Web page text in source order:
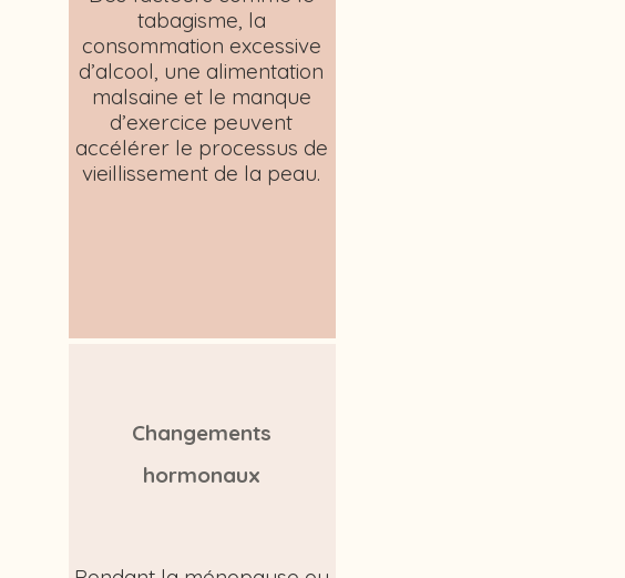
tabagisme, la
consommation excessive
d’alcool, une alimentation
malsaine et le manque
d’exercice peuvent
accélérer le processus de
vieillissement de la peau.
Changements
hormonaux